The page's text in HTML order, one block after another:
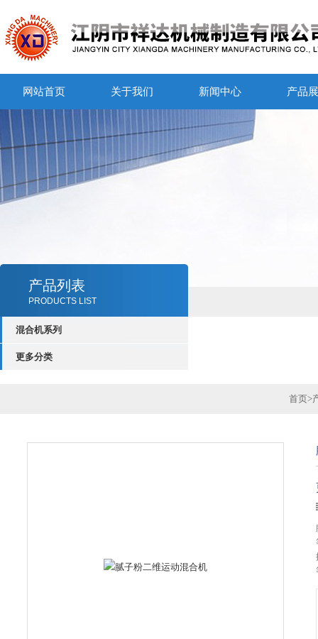
网站首页 关于我们 新闻中心 产品
产品列表
PRODUCTS LIST
混合机系列
更多分类
首页>